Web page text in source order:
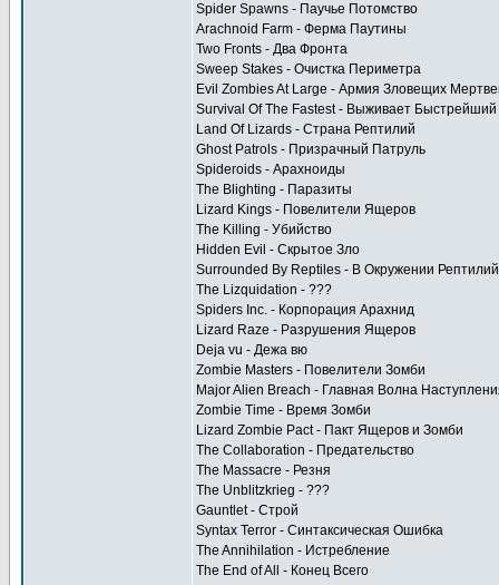
Spider Spawns - Паучье Потомство
Arachnoid Farm - Ферма Паутины
Two Fronts - Два Фронта
Sweep Stakes - Очистка Периметра
Evil Zombies At Large - Армия Зловещих
Survival Of The Fastest - Выживает Быстрейший
Land Of Lizards - Страна Рептилий
Ghost Patrols - Призрачный Патруль
Spideroids - Арахноиды
The Blighting - Паразиты
Lizard Kings - Повелители Ящеров
The Killing - Убийство
Hidden Evil - Скрытое Зло
Surrounded By Reptiles - В Окружении Рептилий
The Lizquidation - ???
Spiders Inc. - Корпорация Арахнид
Lizard Raze - Разрушения Ящеров
Deja vu - Дежа вю
Zombie Masters - Повелители Зомби
Major Alien Breach - Главная Волна
Zombie Time - Время Зомби
Lizard Zombie Pact - Пакт Ящеров и Зомби
The Collaboration - Предательство
The Massacre - Резня
The Unblitzkrieg - ???
Gauntlet - Строй
Syntax Terror - Синтаксическая Ошибка
The Annihilation - Истребление
The End of All - Конец Всего